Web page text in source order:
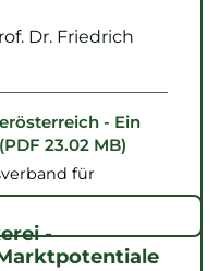
Dr. Friedrich
- Ein
23.02 MB)
für
-